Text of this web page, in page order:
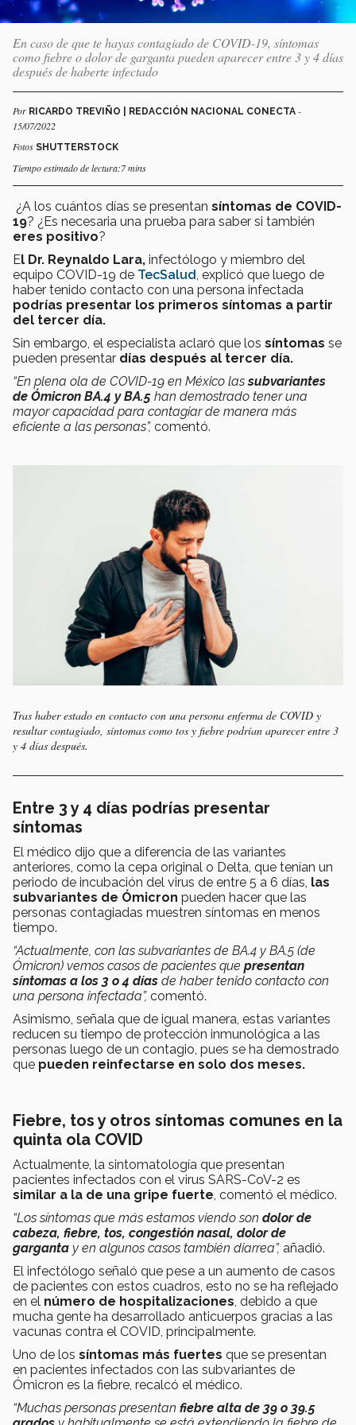
En caso de que te hayas contagiado de COVID-19, síntomas
como fiebre o dolor de garganta pueden aparecer entre 3 y 4 días
después de haberte infectado
Por RICARDO TREVIÑO | REDACCIÓN NACIONAL CONECTA -
15/07/2022
Fotos SHUTTERSTOCK
Tiempo estimado de lectura:7 mins
¿A los cuántos días se presentan síntomas de COVID-
19? ¿Es necesaria una prueba para saber si también
eres positivo?
El Dr. Reynaldo Lara, infectólogo y miembro del
equipo COVID-19 de TecSalud , explicó que luego de
haber tenido contacto con una persona infectada
podrías presentar los primeros síntomas a partir
del tercer día.
Sin embargo, el especialista aclaró que los síntomas se
pueden presentar días después al tercer día.
“En plena ola de COVID-19 en México lassubvariantes
de Ómicron BA.4 y BA.5 han demostrado tener una
mayor capacidad para contagiar de manera más
eficiente a las personas”, comentó.
Tras haber estado en contacto con una persona enferma de COVID y
resultar contagiado, síntomas como tos y fiebre podrían aparecer entre 3
y 4 días después.
Entre 3 y 4 días podrías presentar
síntomas
El médico dijo que a diferencia de las variantes
anteriores, como la cepa original o Delta, que tenían un
periodo de incubación del virus de entre 5 a 6 días, las
subvariantes de Ómicron pueden hacer que las
personas contagiadas muestren síntomas en menos
tiempo.
“Actualmente, con las subvariantes de BA.4 y BA.5 (de
Ómicron) vemos casos de pacientes que presentan
síntomas a los 3 o 4 días de haber tenido contacto con
una persona infectada”, comentó.
Asimismo, señala que de igual manera, estas variantes
reducen su tiempo de protección inmunológica a las
personas luego de un contagio, pues se ha demostrado
que pueden reinfectarse en solo dos meses.
Fiebre, tos y otros síntomas comunes en la
quinta ola COVID
Actualmente, la sintomatología que presentan
pacientes infectados con el virus SARS-CoV-2 es
similar a la de una gripe fuerte, comentó el médico.
“Los síntomas que más estamos viendo son dolor de
cabeza, fiebre, tos, congestión nasal, dolor de
garganta y en algunos casos también diarrea”, añadió.
El infectólogo señaló que pese a un aumento de casos
de pacientes con estos cuadros, esto no se ha reflejado
en el número de hospitalizaciones, debido a que
mucha gente ha desarrollado anticuerpos gracias a las
vacunas contra el COVID, principalmente.
Uno de los síntomas más fuertes que se presentan
en pacientes infectados con las subvariantes de
Ómicron es la fiebre, recalcó el médico.
“Muchas personas presentan fiebre alta de 39 o 39.5